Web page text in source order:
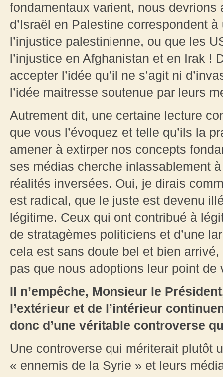
fondamentaux varient, nous devrions
d’Israël en Palestine correspondent
l’injustice palestinienne, ou que les
l’injustice en Afghanistan et en Irak !
accepter l’idée qu’il ne s’agit ni
l’idée maitresse soutenue par leurs
Autrement dit, une certaine lecture
que vous l’évoquez et telle qu’ils la
amener à extirper nos concepts
ses médias cherche inlassablement
réalités inversées. Oui, je dirais
est radical, que le juste est devenu
légitime. Ceux qui ont contribué à
de stratagèmes politiciens et d’une
cela est sans doute bel et bien
pas que nous adoptions leur point
Il n’empêche, Monsieur le
l’extérieur et de l’intérieur
donc d’une véritable controverse
Une controverse qui mériterait plutôt
« ennemis de la Syrie » et leurs